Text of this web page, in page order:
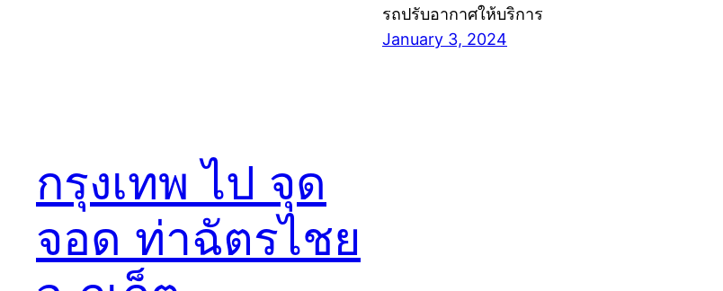
รถปรับอากาศให้บริการ
January 3, 2024
กรุงเทพ ไป จุด
จอด ท่าฉัตรไชย